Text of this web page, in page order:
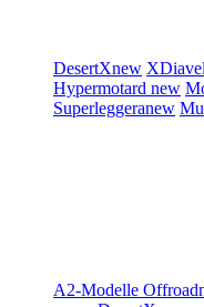
DesertXnew XDiavel
Hypermotard new
Superleggeranew
A2-Modelle Offroad